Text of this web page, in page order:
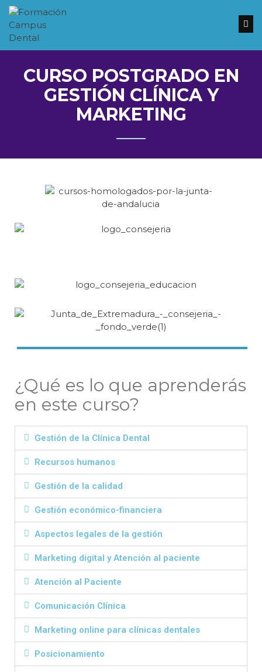
Inicio
cursos
Reserva
CURSO POSTGRADO EN
GESTIÓN CLÍNICA Y
MARKETING
¿Qué es lo que aprenderás
en este curso?
Gestión de la Clínica Dental
Recursos humanos
Gestión de la calidad
Gestión económico-financiera
Aspectos legales de la gestión
Marketing digital y Atención al paciente
Atención al Paciente
Comunicación Clínica
Marketing online para clínicas dentales
Posicionamiento